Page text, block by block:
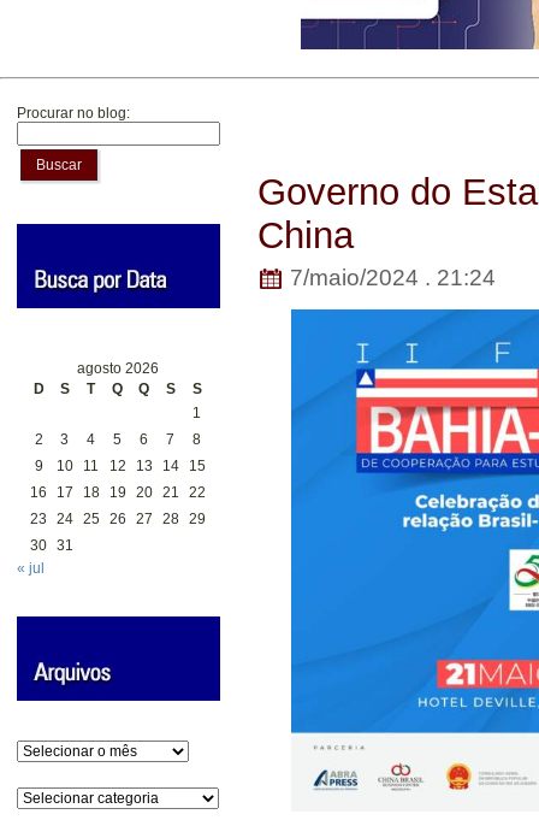
Procurar no blog:
Buscar
agosto 2026
D
S T Q Q S
S
1
2
3 4 5 6 7
8
9
10 11 12 13 14
15
16
17 18 19 20 21
22
23
24 25 26 27 28 29
30 31
« jul
Arquivos
Categorias
Governo do
China
7/maio/2024 . 21:24